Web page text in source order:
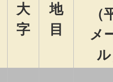
大
字
地
目
（
メ